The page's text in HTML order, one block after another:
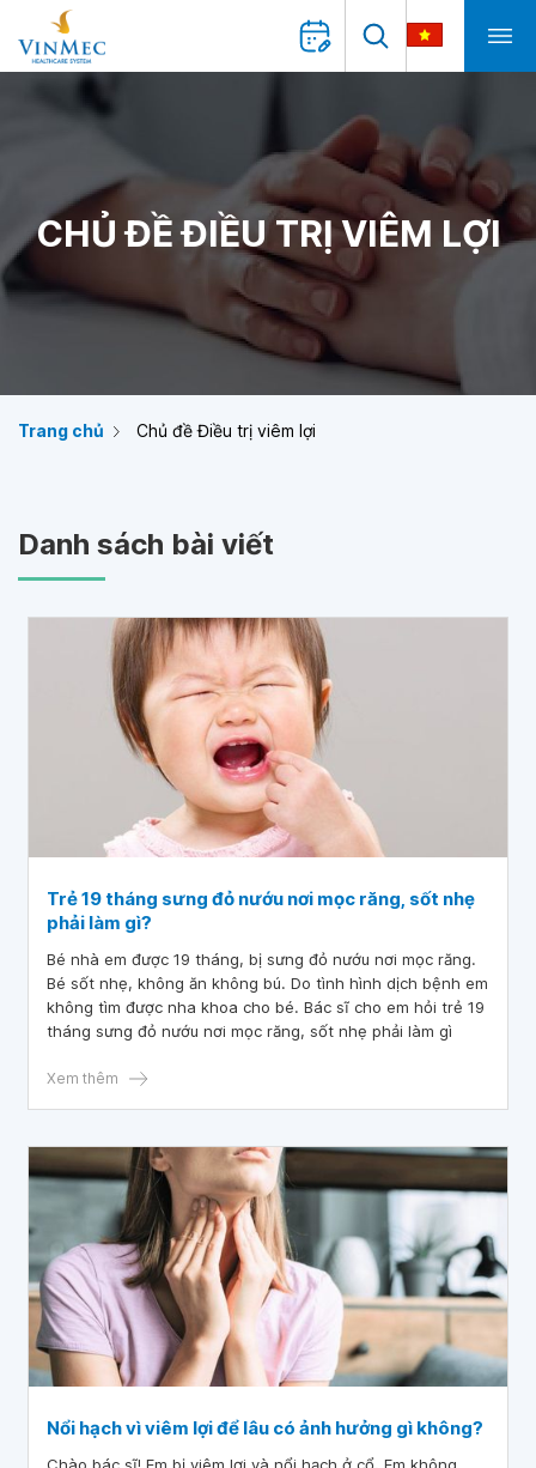
CHỦ ĐỀ ĐIỀU TRỊ VIÊM LỢI
Trang chủ Chủ đề Điều trị viêm lợi
Danh sách bài viết
Trẻ 19 tháng sưng đỏ nướu nơi mọc răng, sốt nhẹ
phải làm gì?
Bé nhà em được 19 tháng, bị sưng đỏ nướu nơi mọc răng.
Bé sốt nhẹ, không ăn không bú. Do tình hình dịch bệnh em
không tìm được nha khoa cho bé. Bác sĩ cho em hỏi trẻ 19
tháng sưng đỏ nướu nơi mọc răng, sốt nhẹ phải làm gì
Xem thêm
Nổi hạch vì viêm lợi để lâu có ảnh hưởng gì không?